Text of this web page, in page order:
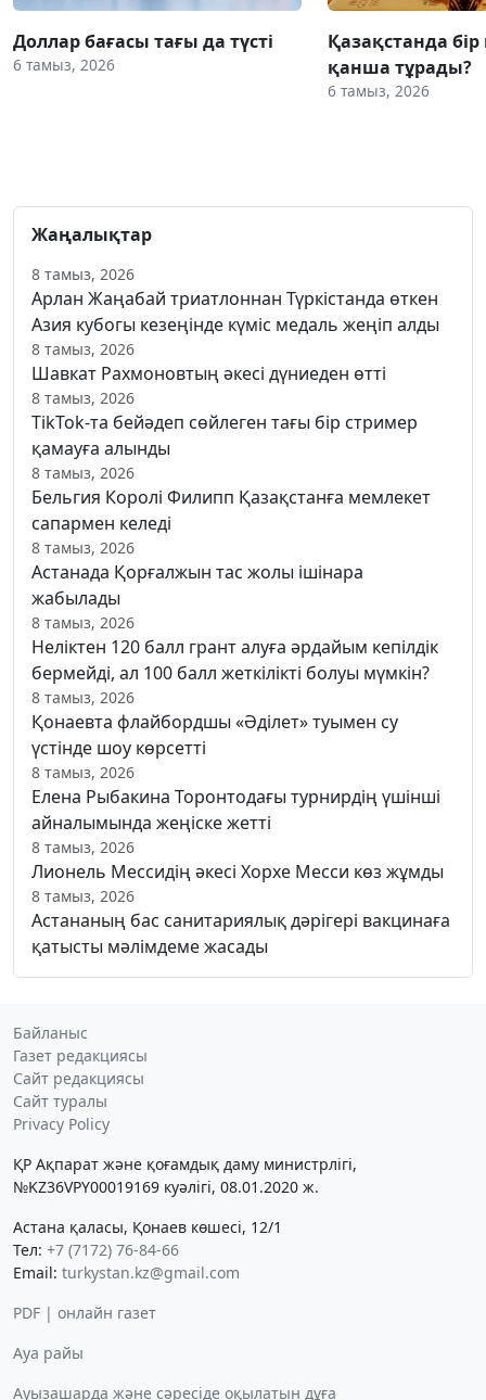
Доллар бағасы тағы да түсті
6 тамыз, 2026
Қазақстанда
қанша тұрады?
6 тамыз, 2026
Жаңалықтар
8 тамыз, 2026
Арлан Жаңабай триатлоннан Түркістанда өткен
Азия кубогы кезеңінде күміс медаль жеңіп алды
8 тамыз, 2026
Шавкат Рахмоновтың әкесі дүниеден өтті
8 тамыз, 2026
TikTok-та бейәдеп сөйлеген тағы бір стример
қамауға алынды
8 тамыз, 2026
Бельгия Королі Филипп Қазақстанға мемлекет
сапармен келеді
8 тамыз, 2026
Астанада Қорғалжын тас жолы ішінара
жабылады
8 тамыз, 2026
Неліктен 120 балл грант алуға әрдайым кепілдік
бермейді, ал 100 балл жеткілікті болуы мүмкін?
8 тамыз, 2026
Қонаевта флайбордшы «Әділет» туымен су
үстінде шоу көрсетті
8 тамыз, 2026
Елена Рыбакина Торонтодағы турнирдің үшінші
айналымында жеңіске жетті
8 тамыз, 2026
Лионель Мессидің әкесі Хорхе Месси көз жұмды
8 тамыз, 2026
Астананың бас санитариялық дәрігері вакцинаға
қатысты мәлімдеме жасады
Байланыс
Газет редакциясы
Сайт редакциясы
Сайт туралы
Privacy Policy
ҚР Ақпарат және қоғамдық даму министрлігі,
№KZ36VPY00019169 куәлігі, 08.01.2020 ж.
Астана қаласы, Қонаев көшесі, 12/1
Тел: +7 (7172) 76-84-66
Email: turkystan.kz@gmail.com
PDF | онлайн газет
Ауа райы
Ауызашарда және сәресіде оқылатын дұға